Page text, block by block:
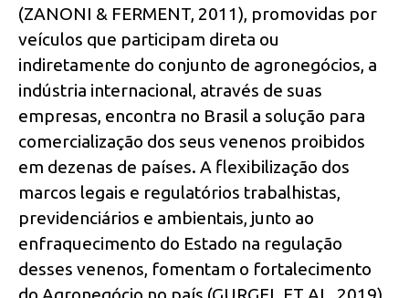
(ZANONI & FERMENT, 2011), promovidas por
veículos que participam direta ou
indiretamente do conjunto de agronegócios, a
indústria internacional, através de suas
empresas, encontra no Brasil a solução para
comercialização dos seus venenos proibidos
em dezenas de países. A flexibilização dos
marcos legais e regulatórios trabalhistas,
previdenciários e ambientais, junto ao
enfraquecimento do Estado na regulação
desses venenos, fomentam o fortalecimento